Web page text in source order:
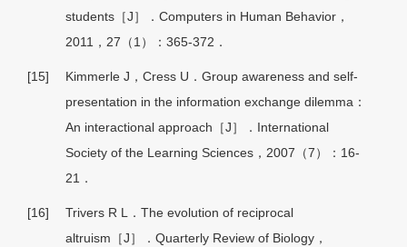
students［J］．Computers in Human Behavior，
2011，27（1）：365-372．
[15]
Kimmerle J，Cress U．Group awareness and self-
presentation in the information exchange dilemma：
An interactional approach［J］．International
Society of the Learning Sciences，2007（7）：16-
21．
[16]
Trivers R L．The evolution of reciprocal
altruism［J］．Quarterly Review of Biology，